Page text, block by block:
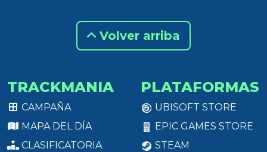
Volver arriba
TRACKMANIA
CAMPAÑA
MAPA DEL DÍA
CLASIFICATORIA
PLATAFORMAS
UBISOFT STORE
EPIC GAMES STORE
STEAM